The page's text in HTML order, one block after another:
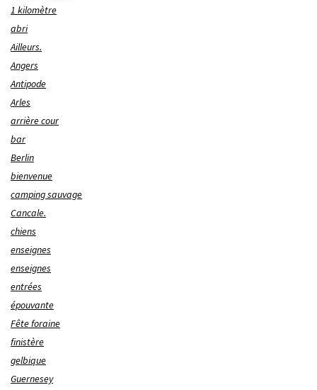
1 kilomètre
abri
Ailleurs.
Angers
Antipode
Arles
arrière cour
bar
Berlin
bienvenue
camping sauvage
Cancale.
chiens
enseignes
enseignes
entrées
épouvante
Fête foraine
finistère
gelbique
Guernesey